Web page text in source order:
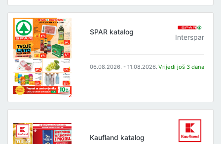
SPAR katalog
Interspar
06.08.2026. - 11.08.2026. Vrijedi još 3 dana
Kaufland katalog